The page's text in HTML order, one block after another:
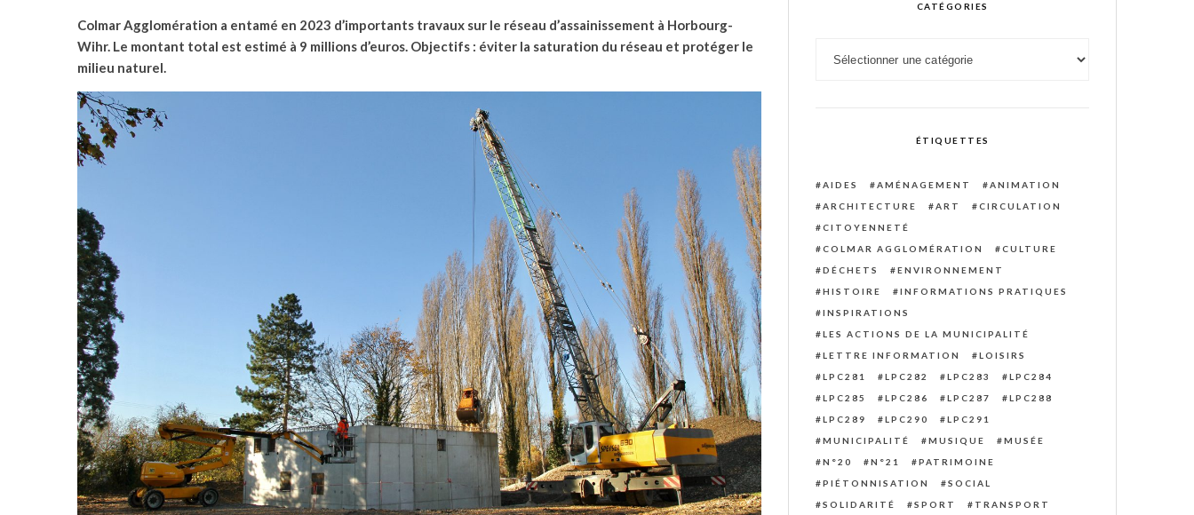
Colmar Agglomération a entamé en 2023 d’importants travaux sur le réseau d’assainissement à Horbourg-
Wihr. Le montant total est estimé à 9 millions d’euros. Objectifs : éviter la saturation du réseau et protéger le
milieu naturel.
CATÉGORIES
ÉTIQUETTES
AIDES AMÉNAGEMENT
ANIMATION
ARCHITECTURE
ART
CIRCULATION
CITOYENNETÉ
COLMAR AGGLOMÉRATION
CULTURE
DÉCHETS
ENVIRONNEMENT
HISTOIRE
INFORMATIONS PRATIQUES
INSPIRATIONS
LES ACTIONS DE LA MUNICIPALITÉ
LETTRE INFORMATION
LOISIRS
LPC281
LPC282 LPC283
LPC284
LPC285
LPC286 LPC287
LPC288
LPC289
LPC290
LPC291
MUNICIPALITÉ
MUSIQUE
MUSÉE
N°20
N°21
PATRIMOINE
PIÉTONNISATION
SOCIAL
SOLIDARITÉ
SPORT
TRANSPORT